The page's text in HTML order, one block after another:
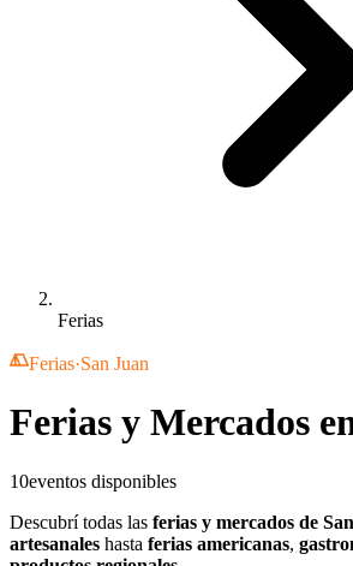
Ferias
Ferias·San Juan
Ferias y Mercados